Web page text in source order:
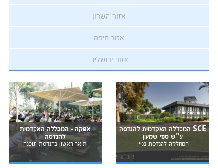
אזור השרון
אזור חיפה
אזור ירושלים
SCE המכללה האקדמית להנדסה
ע"ש סמי שמעון
המחלקה להנדסת בניין
אפקה - המכללה האקדמית
להנדסה
תואר ראשון בהנדסת תוכנה